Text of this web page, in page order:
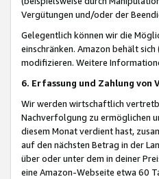
Vergütungen und/oder der
Gelegentlich können wir die
einschränken. Amazon behält
modifizieren. Weitere
6. Erfassung und Zahlung von
Wir werden wirtschaftlich
Nachverfolgung zu ermöglichen
diesem Monat verdient hast,
auf den nächsten Betrag in der
über oder unter dem in deiner
eine Amazon-Webseite etwa 60